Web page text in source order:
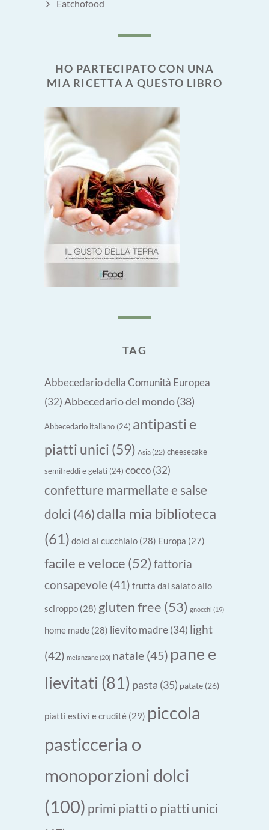
Eatchofood
HO PARTECIPATO CON UNA
MIA RICETTA A QUESTO LIBRO
TAG
Abbecedario della Comunità Europea
(32) Abbecedario del mondo(38)
Abbecedario italiano (24) antipasti e
piatti unici (59) Asia(22) cheesecake
semifreddi e gelati (24) cocco (32)
confetture marmellate e salse
dolci (46) dalla mia biblioteca
(61) dolci al cucchiaio (28) Europa (27)
facile e veloce (52) fattoria
consapevole (41) frutta dal salato allo
sciroppo (28) gluten free (53) gnocchi (19)
home made (28) lievito madre(34) light
(42) melanzane(20) natale (45) pane e
lievitati (81) pasta (35) patate (26)
piatti estivi e cruditè (29) piccola
pasticceria o
monoporzioni dolci
(100) primi piatti o piatti unici